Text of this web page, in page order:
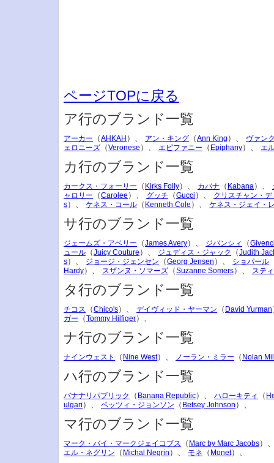
ページTOPに戻る
ア行のブランド一覧
アーカー （AHKAH ）、 アン・キング （Ann King ）、
ヴァン
ェロニーズ （Veronese ）、 エピファニー （ Epiphany）、 エ
カ行のブランド一覧
カークス・フォーリー （ Kirks Folly）、 カバナ （ Kabana）、
ャロリー
（Carolee ）、 グッチ （Gucci ）、
クリスチャン・
s）、 ケネス・コール （ Kenneth Cole ）、 ケネス・ジェイ・
サ行のブランド一覧
ジェームズ・アベリー （James Avery）、 ジバンシィ （
ュール （Juicy Couture ）、 ジュディス・ジャック （Judith
s）、 ジョージ・ジェンセン （Georg Jensen ）、 ショパール
Hardy）、 スザンヌ・ソマーズ （Suzanne Somers）、 ステ
タ行のブランド一覧
チコス （Chico's）、 デイヴィッド・ヤーマン （ David Yurman
ガー （Tommy Hilfiger）、
ナ行のブランド一覧
ナインウェスト （ Nine West）、 ノーラン・ミラー （ Nolan
ハ行のブランド一覧
バナナリパブリック （ Banana Republic）、 ハローキティ （
ulgari ）、 ベッツィ・ジョンソン （ Betsey Johnson ）、
マ行のブランド一覧
マーク・バイ・マークジェイコブス （ Marc by Marc Jacobs）
エル・ネグリン （ Michal Negrin ）、 モネ （ Monet）、